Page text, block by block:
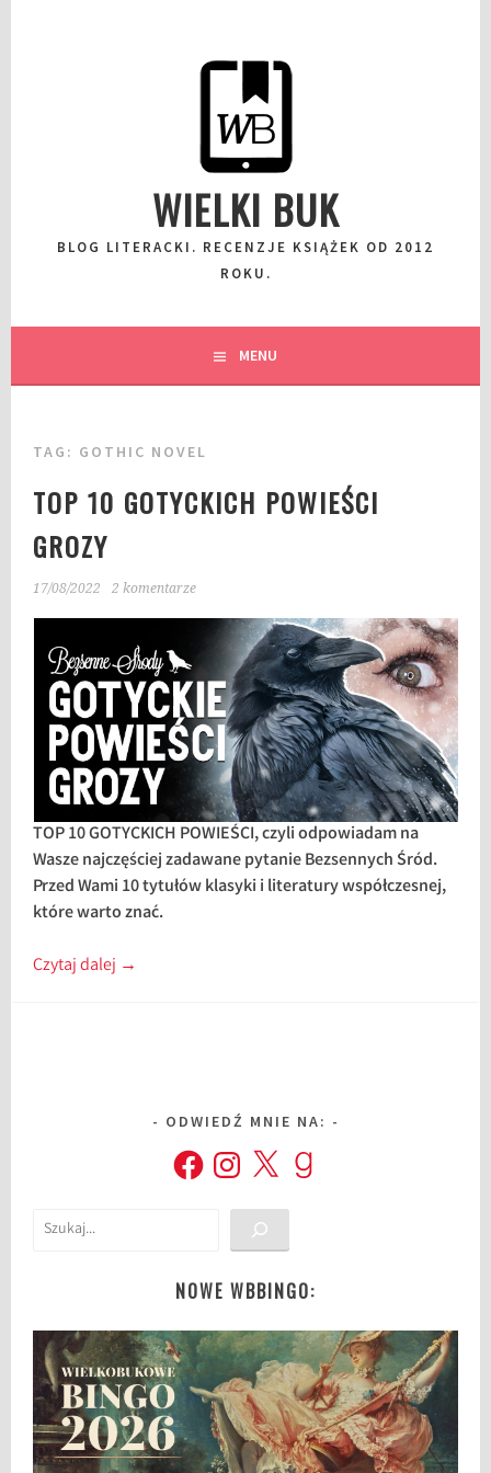
WIELKI BUK
BLOG LITERACKI. RECENZJE KSIĄŻEK OD 2012
ROKU.
MENU
TAG: GOTHIC NOVEL
TOP 10 GOTYCKICH POWIEŚCI
GROZY
17/08/2022 2 komentarze
TOP 10 GOTYCKICH POWIEŚCI, czyli odpowiadam na
Wasze najczęściej zadawane pytanie Bezsennych Śród.
Przed Wami 10 tytułów klasyki i literatury współczesnej,
które warto znać.
Czytaj dalej →
ODWIEDŹ MNIE NA:
FacebookInstagram
X Goodreads
Szukaj
NOWE WBBINGO: